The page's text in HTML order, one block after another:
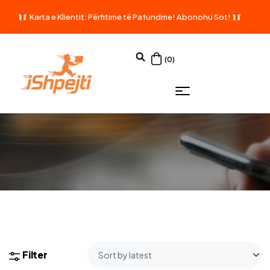
Karta e Klientit: Përfitime të Pafundme! Abonohu Sot!
(0)
Filter